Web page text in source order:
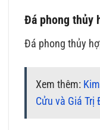
Đá phong thủy
Đá phong thủy
Xem thêm:
Cửu và Giá Trị